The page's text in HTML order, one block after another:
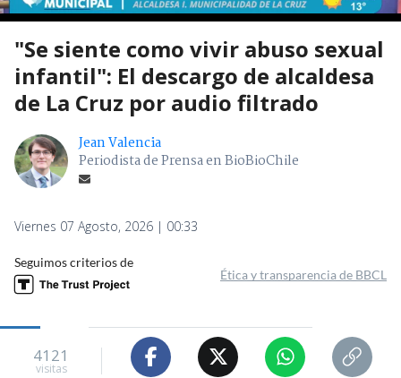
"Se siente como vivir abuso sexual
infantil": El descargo de alcaldesa
de La Cruz por audio filtrado
Jean Valencia
Periodista de Prensa en BioBioChile
Viernes 07 Agosto, 2026 | 00:33
Seguimos criterios de
Ética y transparencia de BBCL
4121
visitas